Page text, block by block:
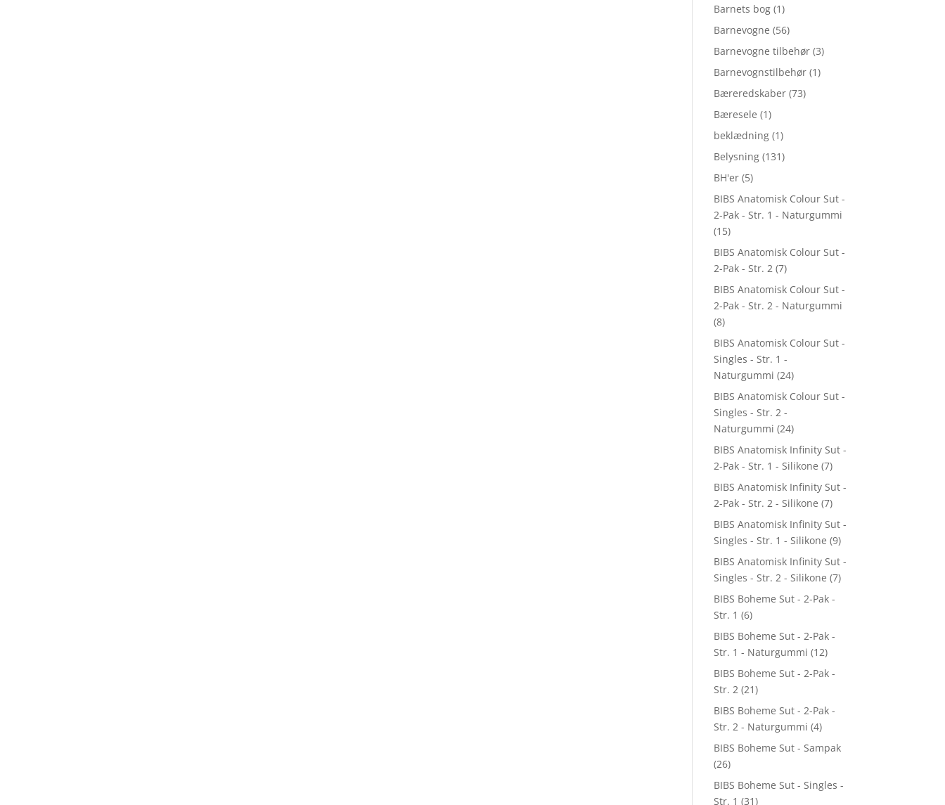
Barnets bog (1)
Barnevogne (56)
Barnevogne tilbehør (3)
Barnevognstilbehør (1)
Bæreredskaber (73)
Bæresele (1)
beklædning (1)
Belysning (131)
BH'er (5)
BIBS Anatomisk Colour Sut -
2-Pak - Str. 1 - Naturgummi
(15)
BIBS Anatomisk Colour Sut -
2-Pak - Str. 2 (7)
BIBS Anatomisk Colour Sut -
2-Pak - Str. 2 - Naturgummi
(8)
BIBS Anatomisk Colour Sut -
Singles - Str. 1 -
Naturgummi (24)
BIBS Anatomisk Colour Sut -
Singles - Str. 2 -
Naturgummi (24)
BIBS Anatomisk Infinity Sut -
2-Pak - Str. 1 - Silikone (7)
BIBS Anatomisk Infinity Sut -
2-Pak - Str. 2 - Silikone (7)
BIBS Anatomisk Infinity Sut -
Singles - Str. 1 - Silikone (9)
BIBS Anatomisk Infinity Sut -
Singles - Str. 2 - Silikone (7)
BIBS Boheme Sut - 2-Pak -
Str. 1 (6)
BIBS Boheme Sut - 2-Pak -
Str. 1 - Naturgummi (12)
BIBS Boheme Sut - 2-Pak -
Str. 2 (21)
BIBS Boheme Sut - 2-Pak -
Str. 2 - Naturgummi (4)
BIBS Boheme Sut - Sampak
(26)
BIBS Boheme Sut - Singles -
Str. 1 (31)